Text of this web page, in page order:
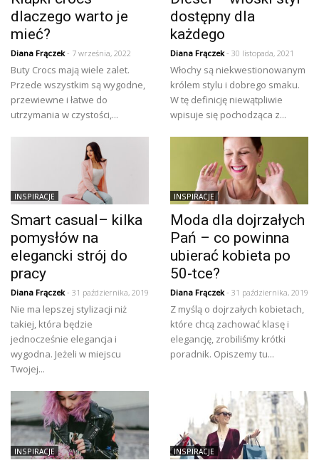
dlaczego warto je
mieć?
Diana Frączek- 7 września, 2022
Buty Crocs mają wiele zalet.
Przede wszystkim są wygodne,
przewiewne i łatwe do
utrzymania w czystości,...
dostępny dla
każdego
Diana Frączek- 30 listopada, 2021
Włochy są niekwestionowanym
królem stylu i dobrego smaku.
W tę definicję niewątpliwie
wpisuje się pochodząca z...
INSPIRACJE
Smart casual– kilka
pomysłów na
elegancki strój do
pracy
Diana Frączek- 31 października, 2019
Nie ma lepszej stylizacji niż
takiej, która będzie
jednocześnie elegancja i
wygodna. Jeżeli w miejscu
Twojej...
INSPIRACJE
Moda dla dojrzałych
Pań – co powinna
ubierać kobieta po
50-tce?
Diana Frączek- 31 października, 2019
Z myślą o dojrzałych kobietach,
które chcą zachować klasę i
elegancję, zrobiliśmy krótki
poradnik. Opiszemy tu...
INSPIRACJE INSPIRACJE